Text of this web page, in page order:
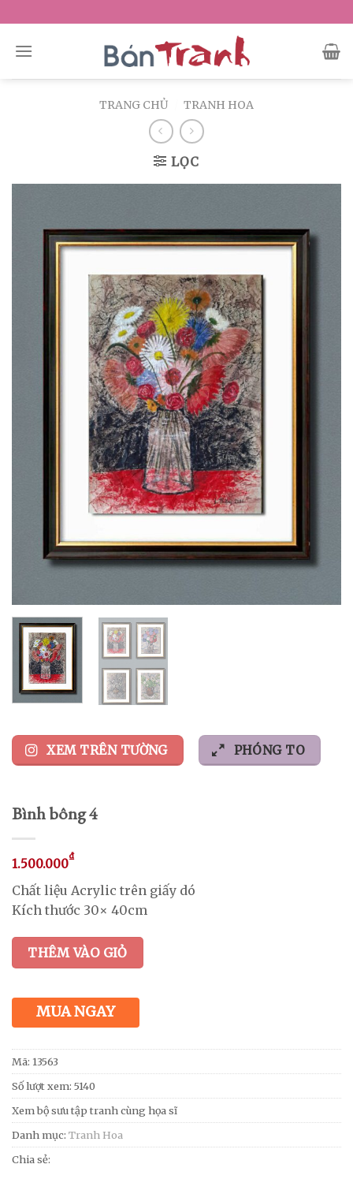
to
content
TRANG CHỦ TRANH HOA
LỌC
XEM TRÊN TƯỜNG PHÓNG TO
Bình bông 4
1.500.000₫
Chất liệu Acrylic trên giấy dó
Kích thước 30× 40cm
THÊM VÀO GIỎ
MUA NGAY
Mã: 13563
Số lượt xem: 5140
Xem bộ sưu tập tranh cùng họa sĩ
Danh mục: Tranh Hoa
Chia sẻ: